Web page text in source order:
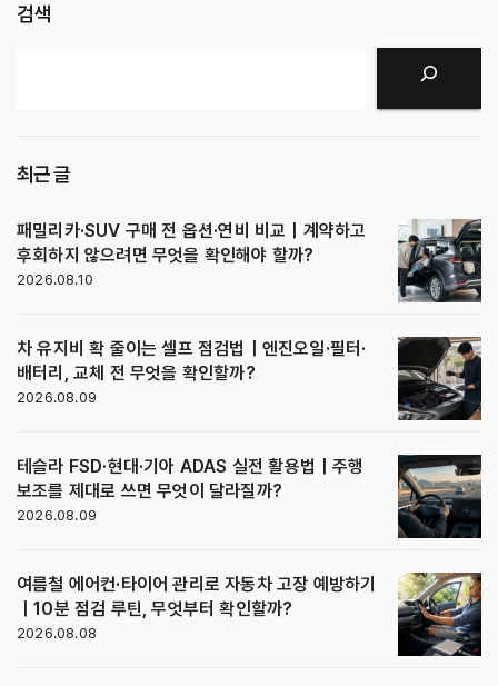
검색
최근 글
패밀리카·SUV 구매 전 옵션·연비 비교｜계약하고
후회하지 않으려면 무엇을 확인해야 할까?
2026.08.10
차 유지비 확 줄이는 셀프 점검법｜엔진오일·필터·
배터리, 교체 전 무엇을 확인할까?
2026.08.09
테슬라 FSD·현대·기아 ADAS 실전 활용법｜주행
보조를 제대로 쓰면 무엇이 달라질까?
2026.08.09
여름철 에어컨·타이어 관리로 자동차 고장 예방하기
｜10분 점검 루틴, 무엇부터 확인할까?
2026.08.08